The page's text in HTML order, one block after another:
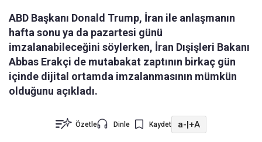
ABD Başkanı Donald Trump, İran ile anlaşmanın
hafta sonu ya da pazartesi günü
imzalanabileceğini söylerken, İran Dışişleri Bakanı
Abbas Erakçi de mutabakat zaptının birkaç gün
içinde dijital ortamda imzalanmasının mümkün
olduğunu açıkladı.
Özetle Dinle Kaydet a-|+A